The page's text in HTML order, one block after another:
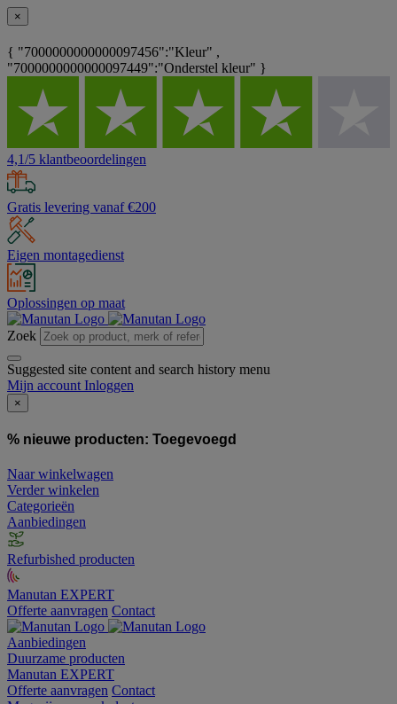
×
{ "7000000000000097456":"Kleur" ,
"7000000000000097449":"Onderstel kleur" }
4,1/5 klantbeoordelingen
Gratis levering vanaf €200
Eigen montagedienst
Oplossingen op maat
Zoek
Suggested site content and search history menu
Mijn account Inloggen
×
% nieuwe producten: Toegevoegd
Naar winkelwagen
Verder winkelen
Categorieën
Aanbiedingen
Refurbished producten
Manutan EXPERT
Offerte aanvragen Contact
Aanbiedingen
Duurzame producten
Manutan EXPERT
Offerte aanvragen Contact